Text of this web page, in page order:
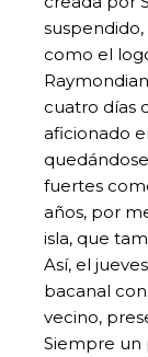
como el
cuatro días
aficionado
fuertes
años, por
isla, que
Así, el
bacanal
vecino,
Siempre un